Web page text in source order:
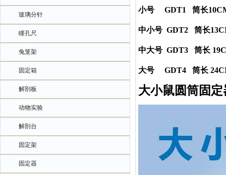
玻璃分针
瞳孔尺
兔笼架
固定箱
解剖板
动物实验
解剖台
固定架
固定器
小号 GDT1 筒长
中小号 GDT2 筒长
中大号 GDT3 筒长
大号 GDT4 筒长
大小鼠圆筒固定